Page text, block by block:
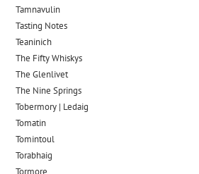
Tamnavulin
Tasting Notes
Teaninich
The Fifty Whiskys
The Glenlivet
The Nine Springs
Tobermory | Ledaig
Tomatin
Tomintoul
Torabhaig
Tormore